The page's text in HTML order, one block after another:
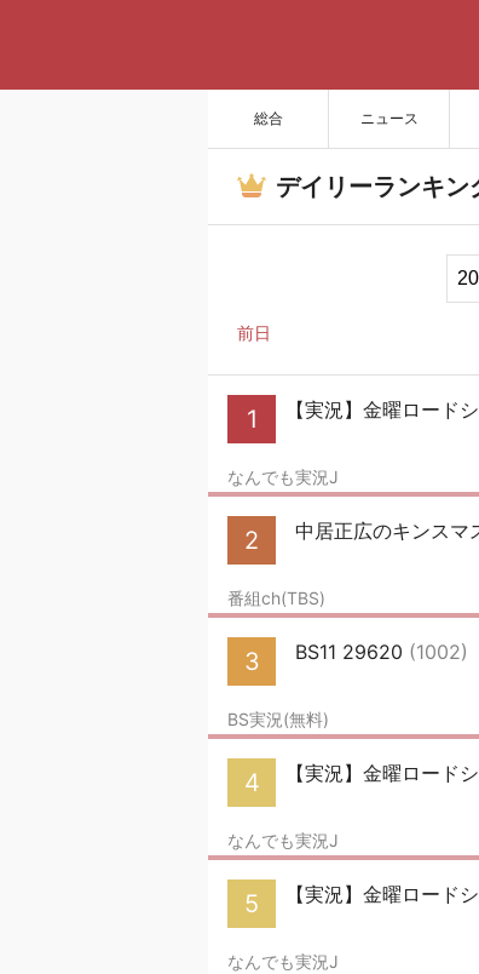
総合 ニュース
デイリーランキン
前日
1 【実況】金曜ロード
なんでも実況J
2 中居正広のキンス
番組ch(TBS)
3 BS11 29620 (1002)
BS実況(無料)
4 【実況】金曜ロード
なんでも実況J
5 【実況】金曜ロード
なんでも実況J